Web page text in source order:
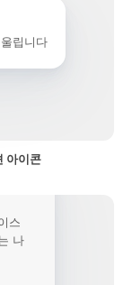
립니다
아이콘
스
나